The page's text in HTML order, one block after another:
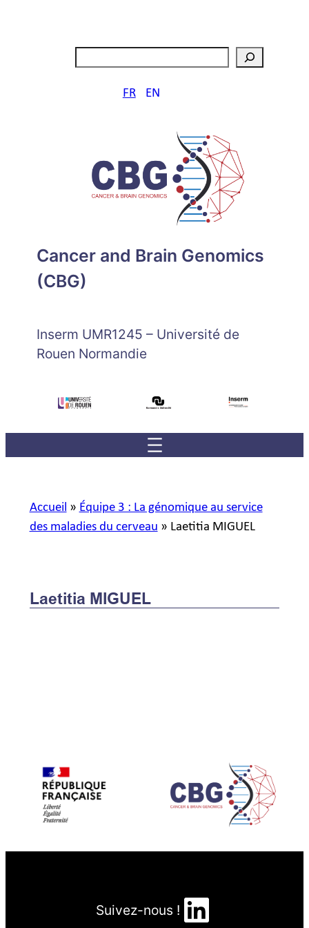
FR EN
Cancer and Brain Genomics
(CBG)
Inserm UMR1245 – Université de
Rouen Normandie
Accueil » Équipe 3 : La génomique au service
des maladies du cerveau » Laetitia MIGUEL
Laetitia MIGUEL
Suivez-nous ! LinkedIn